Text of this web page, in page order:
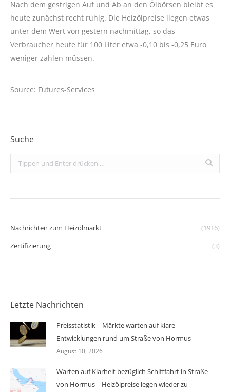
Nach dem gestrigen Auf und Ab an den Ölbörsen bleibt es
heute zunächst recht ruhig. Die Heizölpreise liegen etwas
unter dem Wert von gestern nachmittag, so das
Verbraucher heute für 100 Liter etwa -0,10 bis -0,25 Euro
weniger zahlen müssen.
Source: Futures-Services
Suche
Search:
Nachrichten zum Heizölmarkt
(1916)
Zertifizierung
(3)
Letzte Nachrichten
Preisstatistik – Märkte warten auf klare
Entwicklungen rund um Straße von Hormus
August 10, 2026
Warten auf Klarheit bezüglich Schifffahrt in Straße
von Hormus – Heizölpreise legen wieder zu